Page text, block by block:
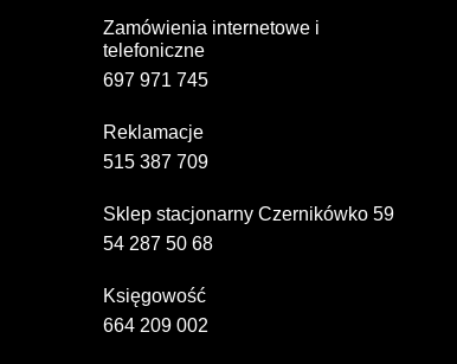
Zamówienia internetowe i
telefoniczne
697 971 745
Reklamacje
515 387 709
Sklep stacjonarny Czernikówko 59
54 287 50 68
Księgowość
664 209 002